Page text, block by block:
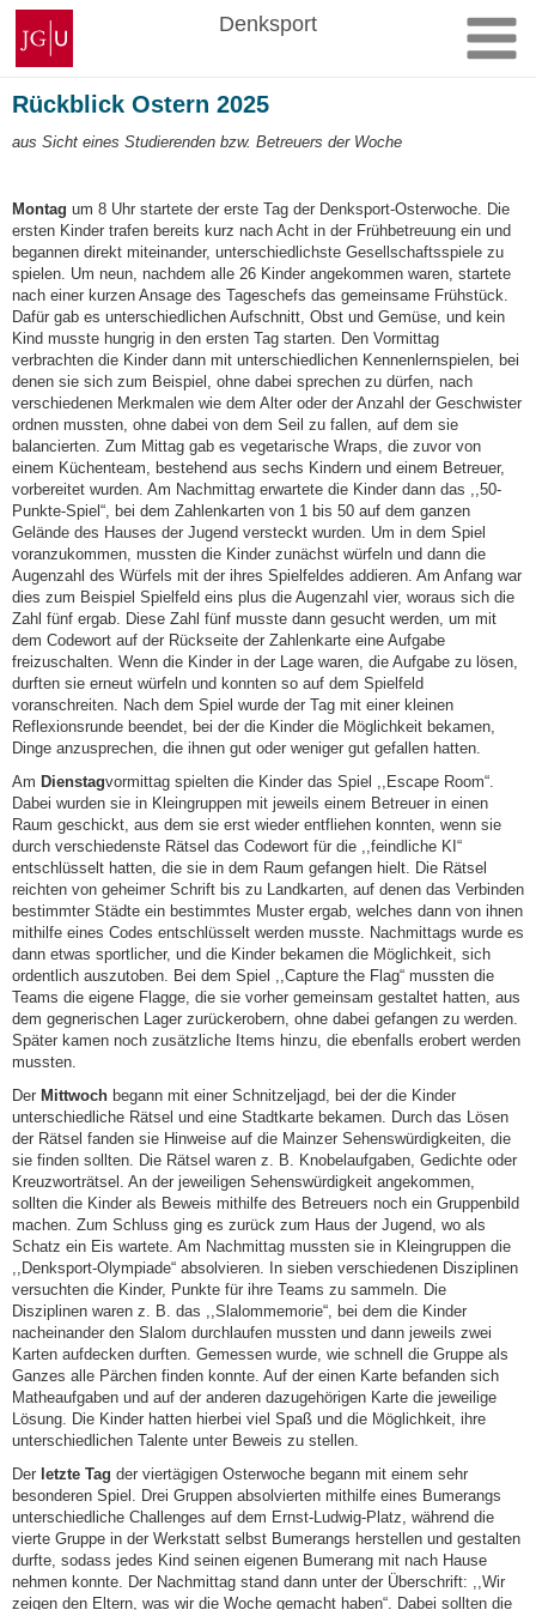
Zum
Inhalt
springen
Johannes
Gutenberg-
Universität
Mainz
Denksport
Rückblick Ostern 2025
aus Sicht eines Studierenden bzw. Betreuers der Woche
Montag um 8 Uhr startete der erste Tag der Denksport-Osterwoche. Die
ersten Kinder trafen bereits kurz nach Acht in der Frühbetreuung ein und
begannen direkt miteinander, unterschiedlichste Gesellschaftsspiele zu
spielen. Um neun, nachdem alle 26 Kinder angekommen waren, startete
nach einer kurzen Ansage des Tageschefs das gemeinsame Frühstück.
Dafür gab es unterschiedlichen Aufschnitt, Obst und Gemüse, und kein
Kind musste hungrig in den ersten Tag starten. Den Vormittag
verbrachten die Kinder dann mit unterschiedlichen Kennenlernspielen, bei
denen sie sich zum Beispiel, ohne dabei sprechen zu dürfen, nach
verschiedenen Merkmalen wie dem Alter oder der Anzahl der Geschwister
ordnen mussten, ohne dabei von dem Seil zu fallen, auf dem sie
balancierten. Zum Mittag gab es vegetarische Wraps, die zuvor von
einem Küchenteam, bestehend aus sechs Kindern und einem Betreuer,
vorbereitet wurden. Am Nachmittag erwartete die Kinder dann das ,,50-
Punkte-Spiel“, bei dem Zahlenkarten von 1 bis 50 auf dem ganzen
Gelände des Hauses der Jugend versteckt wurden. Um in dem Spiel
voranzukommen, mussten die Kinder zunächst würfeln und dann die
Augenzahl des Würfels mit der ihres Spielfeldes addieren. Am Anfang war
dies zum Beispiel Spielfeld eins plus die Augenzahl vier, woraus sich die
Zahl fünf ergab. Diese Zahl fünf musste dann gesucht werden, um mit
dem Codewort auf der Rückseite der Zahlenkarte eine Aufgabe
freizuschalten. Wenn die Kinder in der Lage waren, die Aufgabe zu lösen,
durften sie erneut würfeln und konnten so auf dem Spielfeld
voranschreiten. Nach dem Spiel wurde der Tag mit einer kleinen
Reflexionsrunde beendet, bei der die Kinder die Möglichkeit bekamen,
Dinge anzusprechen, die ihnen gut oder weniger gut gefallen hatten.
Am Dienstagvormittag spielten die Kinder das Spiel ,,Escape Room“.
Dabei wurden sie in Kleingruppen mit jeweils einem Betreuer in einen
Raum geschickt, aus dem sie erst wieder entfliehen konnten, wenn sie
durch verschiedenste Rätsel das Codewort für die ,,feindliche KI“
entschlüsselt hatten, die sie in dem Raum gefangen hielt. Die Rätsel
reichten von geheimer Schrift bis zu Landkarten, auf denen das Verbinden
bestimmter Städte ein bestimmtes Muster ergab, welches dann von ihnen
mithilfe eines Codes entschlüsselt werden musste. Nachmittags wurde es
dann etwas sportlicher, und die Kinder bekamen die Möglichkeit, sich
ordentlich auszutoben. Bei dem Spiel ,,Capture the Flag“ mussten die
Teams die eigene Flagge, die sie vorher gemeinsam gestaltet hatten, aus
dem gegnerischen Lager zurückerobern, ohne dabei gefangen zu werden.
Später kamen noch zusätzliche Items hinzu, die ebenfalls erobert werden
mussten.
Der Mittwoch begann mit einer Schnitzeljagd, bei der die Kinder
unterschiedliche Rätsel und eine Stadtkarte bekamen. Durch das Lösen
der Rätsel fanden sie Hinweise auf die Mainzer Sehenswürdigkeiten, die
sie finden sollten. Die Rätsel waren z. B. Knobelaufgaben, Gedichte oder
Kreuzworträtsel. An der jeweiligen Sehenswürdigkeit angekommen,
sollten die Kinder als Beweis mithilfe des Betreuers noch ein Gruppenbild
machen. Zum Schluss ging es zurück zum Haus der Jugend, wo als
Schatz ein Eis wartete. Am Nachmittag mussten sie in Kleingruppen die
,,Denksport-Olympiade“ absolvieren. In sieben verschiedenen Disziplinen
versuchten die Kinder, Punkte für ihre Teams zu sammeln. Die
Disziplinen waren z. B. das ,,Slalommemorie“, bei dem die Kinder
nacheinander den Slalom durchlaufen mussten und dann jeweils zwei
Karten aufdecken durften. Gemessen wurde, wie schnell die Gruppe als
Ganzes alle Pärchen finden konnte. Auf der einen Karte befanden sich
Matheaufgaben und auf der anderen dazugehörigen Karte die jeweilige
Lösung. Die Kinder hatten hierbei viel Spaß und die Möglichkeit, ihre
unterschiedlichen Talente unter Beweis zu stellen.
Der letzte Tag der viertägigen Osterwoche begann mit einem sehr
besonderen Spiel. Drei Gruppen absolvierten mithilfe eines Bumerangs
unterschiedliche Challenges auf dem Ernst-Ludwig-Platz, während die
vierte Gruppe in der Werkstatt selbst Bumerangs herstellen und gestalten
durfte, sodass jedes Kind seinen eigenen Bumerang mit nach Hause
nehmen konnte. Der Nachmittag stand dann unter der Überschrift: ,,Wir
zeigen den Eltern, was wir die Woche gemacht haben“. Dabei sollten die